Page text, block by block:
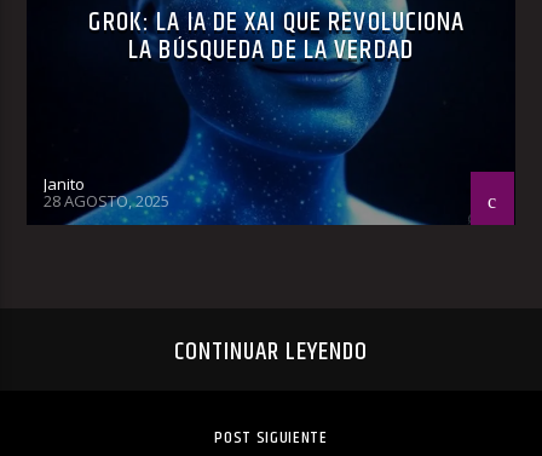
GROK: LA IA DE XAI QUE REVOLUCIONA
LA BÚSQUEDA DE LA VERDAD
Janito
28 AGOSTO, 2025
CONTINUAR LEYENDO
POST SIGUIENTE